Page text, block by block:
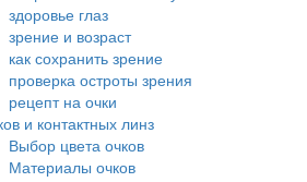
здоровье глаз
зрение и возраст
как сохранить зрение
проверка остроты зрения
рецепт на очки
и контактных линз
Выбор цвета очков
Материалы очков